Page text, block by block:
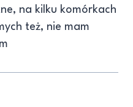
na kilku komórkach
też, nie mam